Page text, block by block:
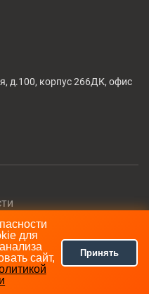
д.100, корпус 266ДК, офис
для
сайт,
Принять